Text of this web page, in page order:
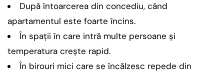
După întoarcerea din concediu, când
apartamentul este foarte încins.
În spații în care intră multe persoane și
temperatura crește rapid.
În birouri mici care se încălzesc repede din